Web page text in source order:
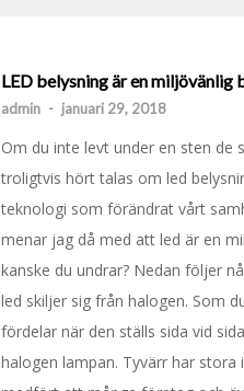
LED belysning är en miljövänlig
admin - januari 29, 2018
Om du inte levt under en sten de
troligtvis hört talas om led
teknologi som förändrat vårt
menar jag då med att led är en
kanske du undrar? Nedan följer
led skiljer sig från halogen. Som
fördelar när den ställs sida vid
halogen lampan. Tyvärr har stora